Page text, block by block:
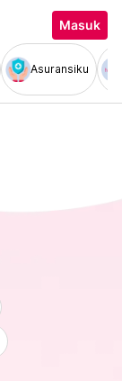
Masuk
Asuransiku